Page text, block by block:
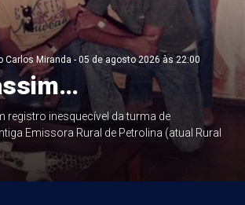
Carlos Miranda - 05 de agosto 2026 às 22:00
registro inesquecível da turma de
Emissora Rural de Petrolina (atual Rural